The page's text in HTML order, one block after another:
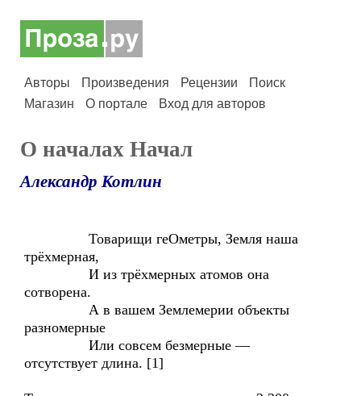
Авторы Произведения Рецензии
Поиск
Магазин
О портале Вход для авторов
О началах Начал
Александр Котлин
Товарищи геОметры, Земля наша
трёхмерная,
И из трёхмерных атомов она
сотворена.
А в вашем Землемерии объекты
разномерные
Или совсем безмерные —
отсутствует длина. [1]